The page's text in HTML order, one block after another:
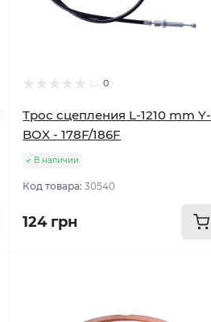
0
Трос сцепления L-1210 mm Y-
BOX - 178F/186F
В наличии
Код товара:30540
124 грн